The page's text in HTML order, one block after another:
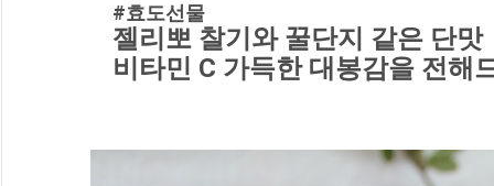
#효도선물
젤리뽀 찰기와 꿀단지 같은 단맛
비타민 C 가득한 대봉감을 전해